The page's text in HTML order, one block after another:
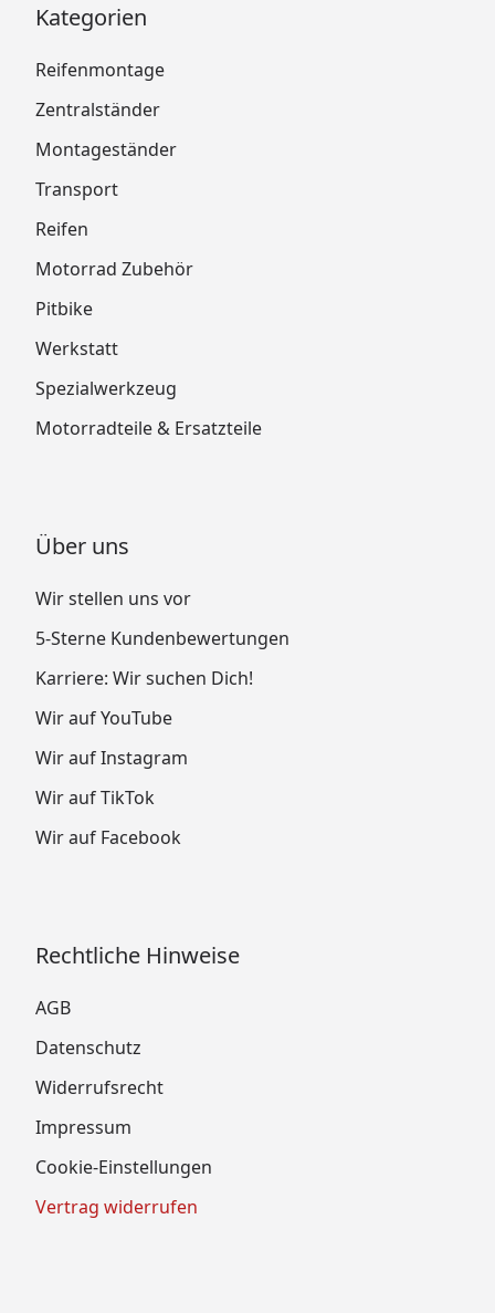
Kategorien
Reifenmontage
Zentralständer
Montageständer
Transport
Reifen
Motorrad Zubehör
Pitbike
Werkstatt
Spezialwerkzeug
Motorradteile & Ersatzteile
Über uns
Wir stellen uns vor
5-Sterne Kundenbewertungen
Karriere: Wir suchen Dich!
Wir auf YouTube
Wir auf Instagram
Wir auf TikTok
Wir auf Facebook
Rechtliche Hinweise
AGB
Datenschutz
Widerrufsrecht
Impressum
Cookie-Einstellungen
Vertrag widerrufen